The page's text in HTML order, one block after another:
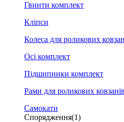
Гвинти комплект
Кліпси
Колеса для роликових
Осі комплект
Підшипники комплект
Рами для роликових ковзанів
Самокати
Спорядження(1)